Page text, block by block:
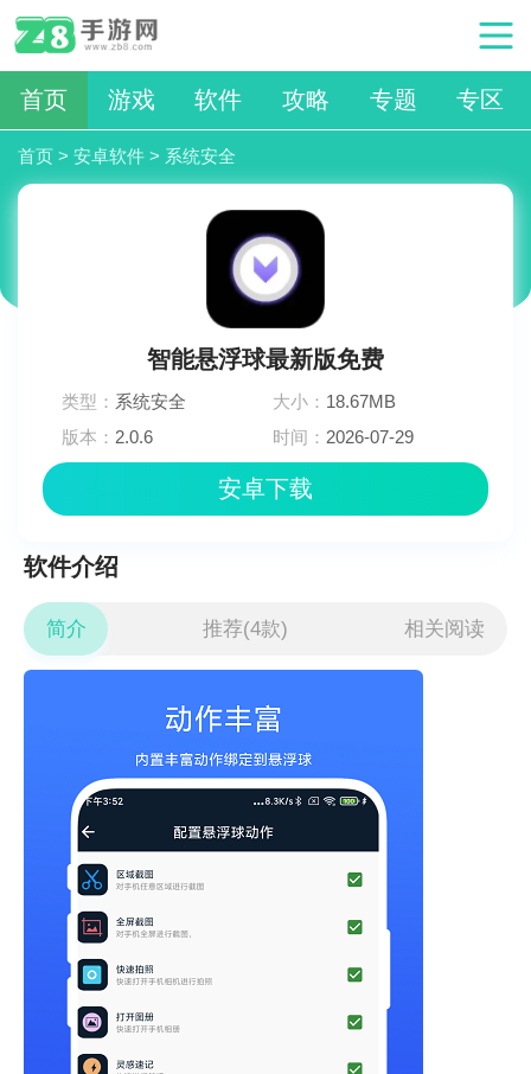
首页 游戏 软件 攻略 专题 专区
首页 > 安卓软件 > 系统安全
智能悬浮球最新版免费
类型： 系统安全 大小： 18.67MB
版本： 2.0.6 时间： 2026-07-29
安卓下载
软件介绍
简介 推荐(4款) 相关阅读